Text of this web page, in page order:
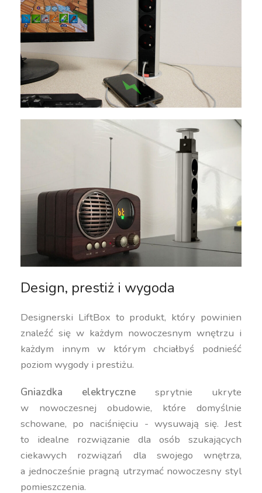
Design, prestiż i wygoda
Designerski LiftBox to produkt, który powinien
znaleźć się w każdym nowoczesnym wnętrzu i
każdym innym w którym chciałbyś podnieść
poziom wygody i prestiżu.
Gniazdka elektryczne sprytnie ukryte
w nowoczesnej obudowie, które domyślnie
schowane, po naciśnięciu - wysuwają się. Jest
to idealne rozwiązanie dla osób szukających
ciekawych rozwiązań dla swojego wnętrza,
a jednocześnie pragną utrzymać nowoczesny styl
pomieszczenia.